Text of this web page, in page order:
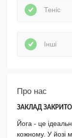
Теніс
Інші
Про нас
ЗАКЛАД
Йога - це
кожному. У йозі